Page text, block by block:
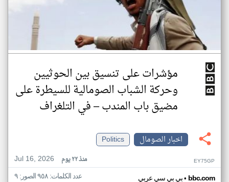
مؤشرات على تنسيق بين الحوثيين
وحركة الشباب الصومالية للسيطرة على
مضيق باب المندب – في التلغراف
اخبار الصومال
Politics
Jul 16, 2026
منذ ٢٢ يوم EY75GP
بي بي سي عربي• bbc.com عدد الكلمات: ٩٥٨ الصور: ٩